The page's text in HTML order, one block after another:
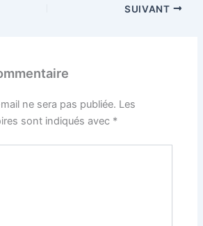
SUIVANT
ne sera pas publiée. Les
sont indiqués avec *